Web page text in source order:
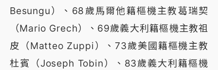
Besungu）、68歲馬爾他籍樞機主教葛瑞契
（Mario Grech）、69歲義大利籍樞機主教祖
皮（Matteo Zuppi）、73歲美國籍樞機主教
杜賓（Joseph Tobin）、83歲義大利籍樞機